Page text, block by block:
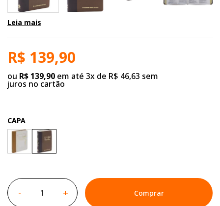
Leia mais
R$ 139,90
ou R$ 139,90 em até 3x de R$ 46,63 sem
juros no cartão
CAPA
- + Comprar